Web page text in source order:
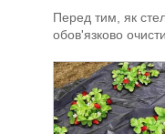
Перед тим, як
обов'язково